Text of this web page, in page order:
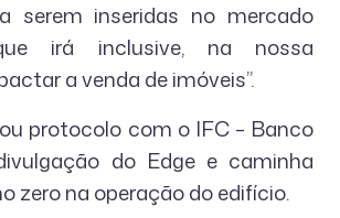
serem inseridas no mercado
irá inclusive, na nossa
a venda de imóveis”.
protocolo com o IFC – Banco
do Edge e caminha
zero na operação do edifício.